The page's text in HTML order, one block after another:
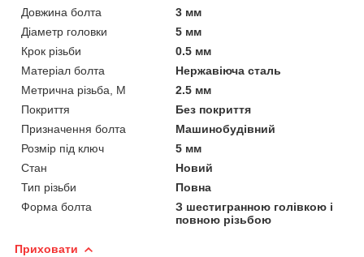
Довжина болта
3 мм
Діаметр головки
5 мм
Крок різьби
0.5 мм
Матеріал болта
Нержавіюча сталь
Метрична різьба, М
2.5 мм
Покриття
Без покриття
Призначення болта
Машинобудівний
Розмір під ключ
5 мм
Стан
Новий
Тип різьби
Повна
Форма болта
З шестигранною голівкою і
повною різьбою
Приховати